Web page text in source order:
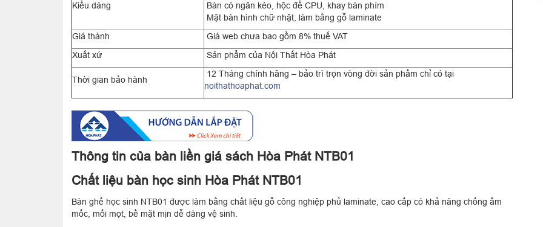
Kiểu dáng
Bàn có ngăn kéo, hộc để CPU, khay bàn phím
Mặt bàn hình chữ nhật, làm bằng gỗ laminate
Giá thành
Giá web chưa bao gồm 8% thuế VAT
Xuất xứ
Sản phẩm của Nội Thất Hòa Phát
Thời gian bảo hành
12 Tháng chính hãng – bảo trì trọn vòng đời sản phẩm chỉ có tại
noithathoaphat.com
Thông tin của bàn liền giá sách Hòa Phát NTB01
Chất liệu bàn học sinh Hòa Phát NTB01
Bàn ghế học sinh NTB01 được làm bằng chất liệu gỗ công nghiệp phủ laminate, cao cấp có khả năng chống ẩm
mốc, mối mọt, bề mặt mịn dễ dàng vệ sinh.